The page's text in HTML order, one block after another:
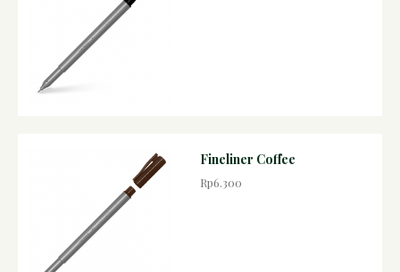
Fineliner Coffee
Rp6.300